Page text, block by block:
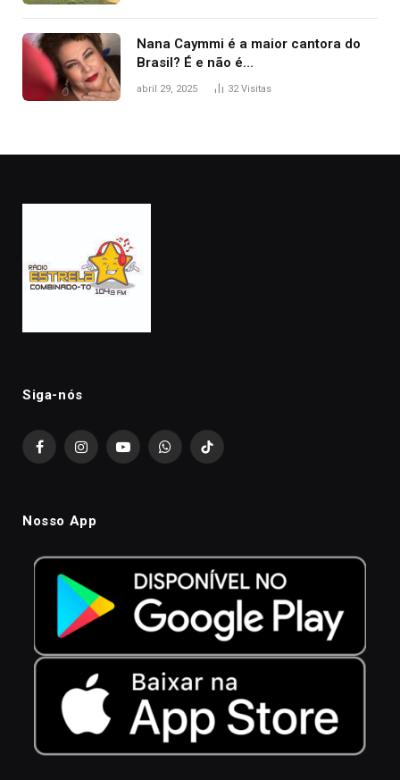
Nana Caymmi é a maior cantora do
Brasil? É e não é…
abril 29, 2025 32Visitas
Siga-nós
FacebookInstagramYouTubeWhatsAppTikTok
Nosso App